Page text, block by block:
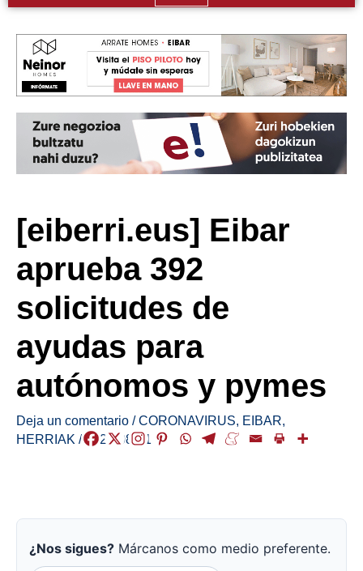
[eiberri.eus] Eibar
aprueba 392
solicitudes de
ayudas para
autónomos y pymes
Deja un comentario /CORONAVIRUS, EIBAR,
HERRIAK /2020-08-01
¿Nos sigues? Márcanos como medio preferente.